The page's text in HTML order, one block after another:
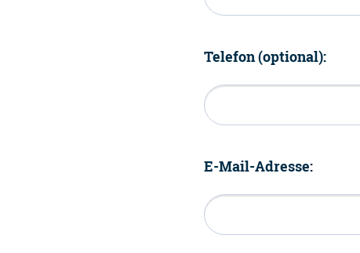
Telefon (optional):
E-Mail-Adresse: